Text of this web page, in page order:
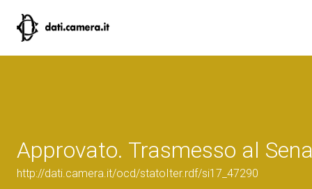
Approvato. Trasmesso al
http://dati.camera.it/ocd/statoIter.rdf/si17_47290